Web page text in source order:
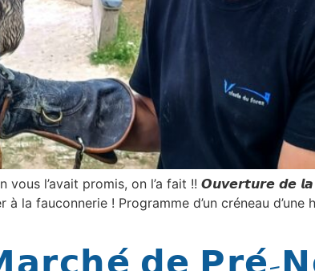
l’avait promis, on l’a fait !! 𝙊𝙪𝙫𝙚𝙧𝙩𝙪𝙧𝙚 𝙙𝙚
la fauconnerie ! Programme d’un créneau